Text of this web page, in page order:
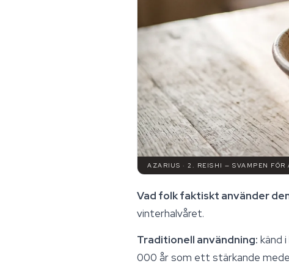
AZARIUS · 2. REISHI — SVAMPEN FÖR
Vad folk faktiskt använder
vinterhalvåret.
Traditionell användning: känd
000 år som ett stärkande